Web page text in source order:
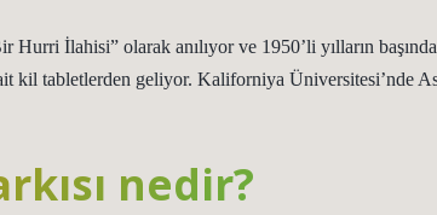
Hurri İlahisi” olarak anılıyor ve 1950’li yılların
kil tabletlerden geliyor. Kaliforniya Üniversitesi’nde
nedir?